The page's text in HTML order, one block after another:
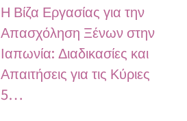
Η Βίζα Εργασίας για την
Απασχόληση Ξένων στην
Ιαπωνία: Διαδικασίες και
Απαιτήσεις για τις Κύριες
5…